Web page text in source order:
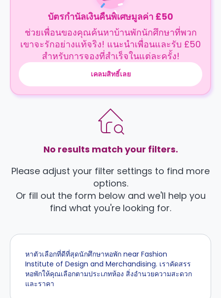
บัตรกำนัลเงินคืนพิเศษมูลค่า £50
ช่วยเพื่อนของคุณค้นหาบ้านพักนักศึกษาที่พวก
เขาจะรักอย่างแท้จริง! แนะนำเพื่อนและรับ £50
สำหรับการจองที่สำเร็จในแต่ละครั้ง!
เคลมสิทธิ์เลย
No results match your filters.
Please adjust your filter settings to find more
options.
Or fill out the form below and we'll help you
find what you're looking for.
หาตัวเลือกที่ดีที่สุดนักศึกษาหอพัก near Fashion
Institute of Design and Merchandising. เราคัดสรร
หอพักให้คุณเลือกตามประเภทห้อง สิ่งอำนวยความสะดวก
และราคา